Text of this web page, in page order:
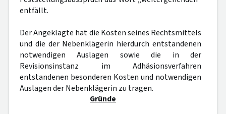
entfällt.
Der Angeklagte hat die Kosten seines Rechtsmittels
und die der Nebenklägerin hierdurch entstandenen
notwendigen Auslagen sowie die in der
Revisionsinstanz im Adhäsionsverfahren
entstandenen besonderen Kosten und notwendigen
Auslagen der Nebenklägerin zu tragen.
Gründe